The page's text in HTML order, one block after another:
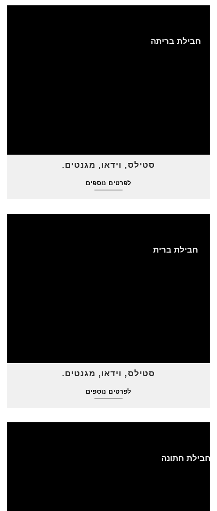
סטילס, וידאו, מגנטים.
לפרטים נוספים
חבילת בריתה
סטילס, וידאו, מגנטים.
לפרטים נוספים
חבילת ברית
חבילת חתונה